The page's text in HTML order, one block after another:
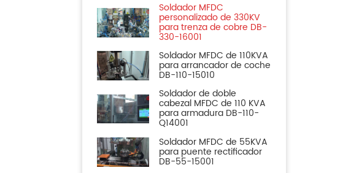
Soldador MFDC
personalizado de 330KV
para trenza de cobre DB-
330-16001
Soldador MFDC de 110KVA
para arrancador de coche
DB-110-15010
Soldador de doble
cabezal MFDC de 110 KVA
para armadura DB-110-
Q14001
Soldador MFDC de 55KVA
para puente rectificador
DB-55-15001